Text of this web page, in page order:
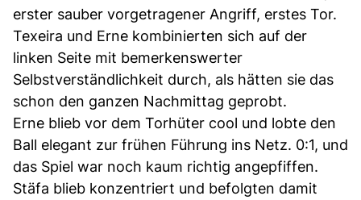
erster sauber vorgetragener Angriff, erstes Tor.
Texeira und Erne kombinierten sich auf der
linken Seite mit bemerkenswerter
Selbstverständlichkeit durch, als hätten sie das
schon den ganzen Nachmittag geprobt.
Erne blieb vor dem Torhüter cool und lobte den
Ball elegant zur frühen Führung ins Netz. 0:1, und
das Spiel war noch kaum richtig angepfiffen.
Stäfa blieb konzentriert und befolgten damit